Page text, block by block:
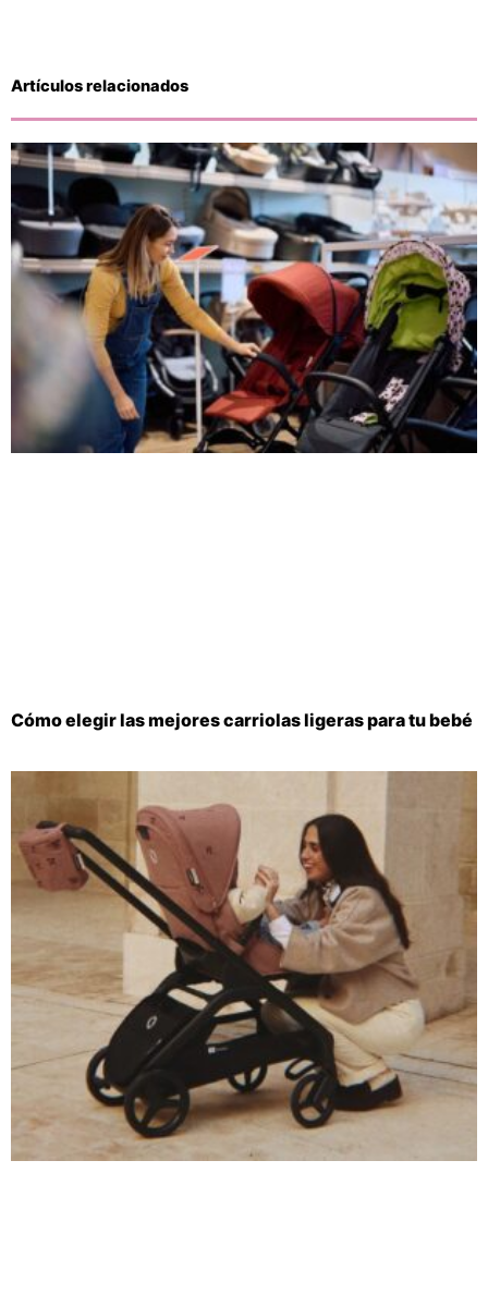
Artículos relacionados
Cómo elegir las mejores carriolas ligeras para tu bebé